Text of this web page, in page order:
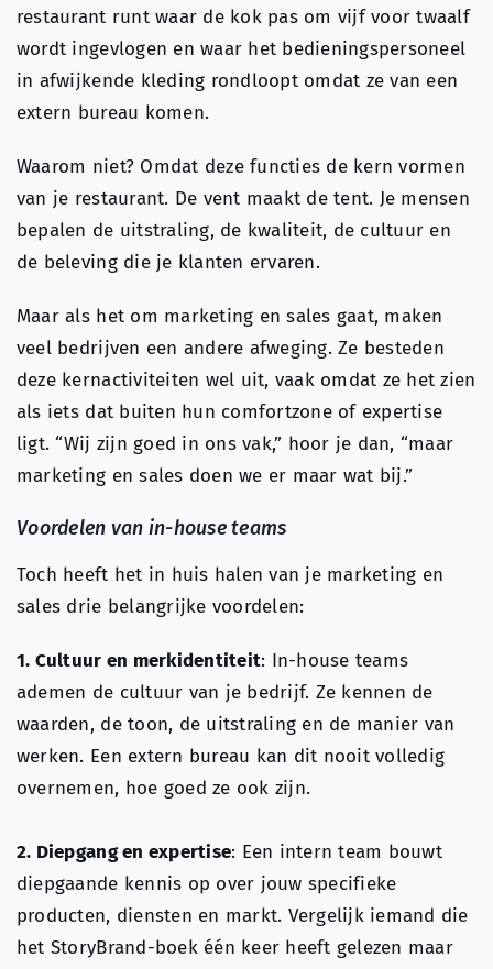
restaurant runt waar de kok pas om vijf voor twaalf
wordt ingevlogen en waar het bedieningspersoneel
in afwijkende kleding rondloopt omdat ze van een
extern bureau komen.
Waarom niet? Omdat deze functies de kern vormen
van je restaurant. De vent maakt de tent. Je mensen
bepalen de uitstraling, de kwaliteit, de cultuur en
de beleving die je klanten ervaren.
Maar als het om marketing en sales gaat, maken
veel bedrijven een andere afweging. Ze besteden
deze kernactiviteiten wel uit, vaak omdat ze het zien
als iets dat buiten hun comfortzone of expertise
ligt. “Wij zijn goed in ons vak,” hoor je dan, “maar
marketing en sales doen we er maar wat bij.”
Voordelen van in-house teams
Toch heeft het in huis halen van je marketing en
sales drie belangrijke voordelen:
1. Cultuur en merkidentiteit: In-house teams
ademen de cultuur van je bedrijf. Ze kennen de
waarden, de toon, de uitstraling en de manier van
werken. Een extern bureau kan dit nooit volledig
overnemen, hoe goed ze ook zijn.
2. Diepgang en expertise: Een intern team bouwt
diepgaande kennis op over jouw specifieke
producten, diensten en markt. Vergelijk iemand die
het StoryBrand-boek één keer heeft gelezen maar